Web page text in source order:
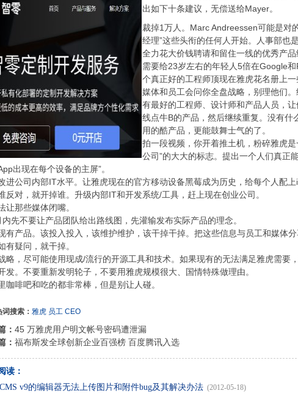
出如下十条建议，无偿送给Mayer。
裁掉1万人。Marc Andreessen可能是对
经理”这些头衔的任何人开始。人事部也
全力花大价钱聘请和留住一线的优秀产
需要给23岁左右的年轻人5倍在Google
个真正好的工程师顶现在雅虎花名册上一
媒体和员工会问你全盘战略，别理他们
有最好的工程师、设计师和产品人员，
线点牛B的产品，然后继续重复。没有什
用的酷产品，更能鼓舞士气的了。
拍一段视频，你开着推土机，粉碎雅虎
公司”的大大的标志。提出一个人们真正
出现在每个设备的主屏”。
进公司内部IT水平。让雅虎现在的官方移动设备黑莓成为历史，给每个人配
反对，就开掉谁。升级内部IT和开发系统/工具，赶上现在创业公司。
让那些媒体闭嘴。
内先不要让产品团队给出路线图，先灌输发布实际产品的理念。
有产品。该投入投入，该维护维护，该干掉干掉。把这些信息与员工和媒体分
有疑问，就干掉。
略，尽可能使用现成/流行的开源工具和技术。如果现有的无法满足雅虎需要
发。不要重新发明轮子，不要用雅虎规模很大、国情特殊做理由。
咖啡吧和吃的都非常棒，但是别让人碰。
搜索： 雅虎 员工 CEO
： 45 万雅虎用户明文帐号密码遭泄漏
： 福布斯发全球创新企业百强榜 百度腾讯入选
读：
v9的编辑器无法上传图片和附件bug及其解决办法 (2012-05-18)